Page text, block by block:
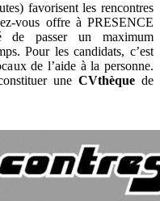
favorisent les rencontres
vous offre à PRESENCE
de passer un maximum
Pour les candidats, c’est
de l’aide à la personne.
uneCVthèque de